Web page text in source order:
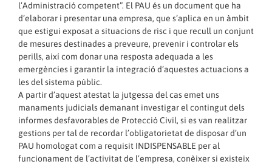
l’Administració competent”. El PAU és un document que ha
d’elaborar i presentar una empresa, que s’aplica en un àmbit
que estigui exposat a situacions de risc i que recull un conjunt
de mesures destinades a preveure, prevenir i controlar els
perills, així com donar una resposta adequada a les
emergències i garantir la integració d’aquestes actuacions a
les del sistema públic.
A partir d’aquest atestat la jutgessa del cas emet uns
manaments judicials demanant investigar el contingut dels
informes desfavorables de Protecció Civil, si es van realitzar
gestions per tal de recordar l’obligatorietat de disposar d’un
PAU homologat com a requisit INDISPENSABLE per al
funcionament de l’activitat de l’empresa, conèixer si existeix